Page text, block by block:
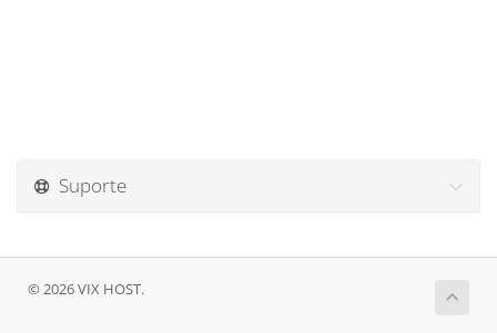
Suporte
© 2026 VIX HOST.